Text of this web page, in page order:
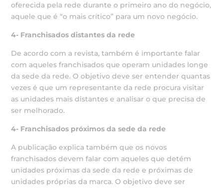
oferecida pela rede durante o primeiro ano do negócio,
aquele que é “o mais crítico” para um novo negócio.
4- Franchisados distantes da rede
De acordo com a revista, também é importante falar
com aqueles franchisados que operam unidades longe
da sede da rede. O objetivo deve ser entender quantas
vezes é que um representante da rede procura visitar
as unidades mais distantes e analisar o que precisa de
ser melhorado.
4- Franchisados próximos da sede da rede
A publicação explica também que os novos
franchisados devem falar com aqueles que detém
unidades próximas da sede da rede e próximas de
unidades próprias da marca. O objetivo deve ser